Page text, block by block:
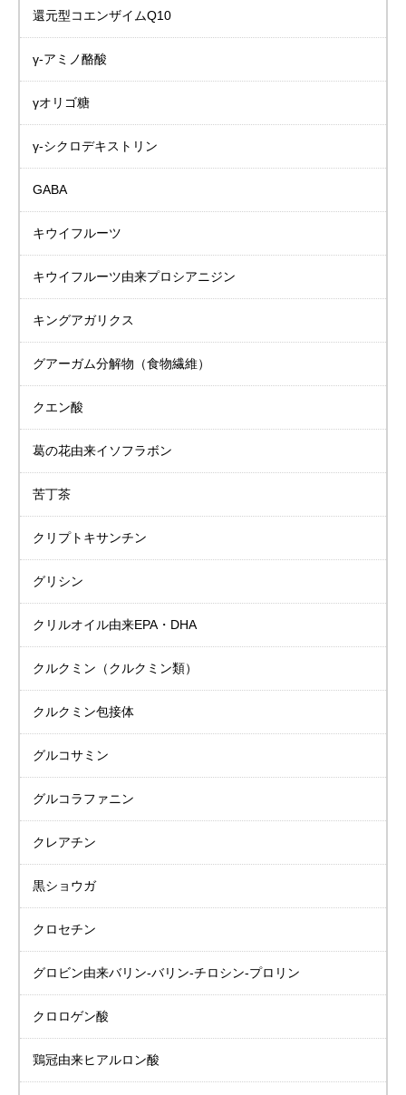
還元型コエンザイムQ10
γ-アミノ酪酸
γオリゴ糖
γ-シクロデキストリン
GABA
キウイフルーツ
キウイフルーツ由来プロシアニジン
キングアガリクス
グアーガム分解物 （食物繊維）
クエン酸
葛の花由来イソフラボン
苦丁茶
クリプトキサンチン
グリシン
クリルオイル由来EPA・DHA
クルクミン （クルクミン類）
クルクミン包接体
グルコサミン
グルコラファニン
クレアチン
黒ショウガ
クロセチン
グロビン由来バリン-バリン-チロシン-プロリン
クロロゲン酸
鶏冠由来ヒアルロン酸